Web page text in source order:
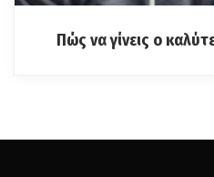
Πώς να γίνεις ο